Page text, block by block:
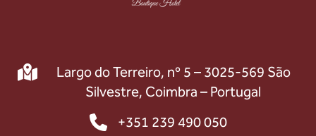
Largo do Terreiro, nº 5 – 3025-569 São
Silvestre, Coimbra – Portugal
+351 239 490 050